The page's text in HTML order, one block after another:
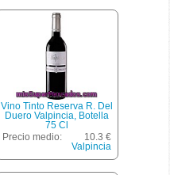
Vino Tinto Reserva R. Del
Duero Valpincia, Botella
75 Cl
Precio medio:
10.3 €
Valpincia